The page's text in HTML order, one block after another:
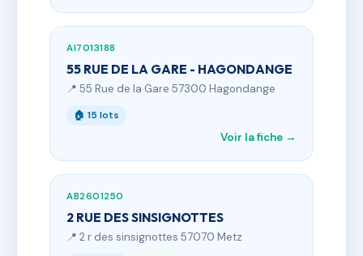
AI7013188
55 RUE DE LA GARE - HAGONDANGE
📍 55 Rue de la Gare 57300 Hagondange
🏠 15 lots
Voir la fiche →
AB2601250
2 RUE DES SINSIGNOTTES
📍 2 r des sinsignottes 57070 Metz